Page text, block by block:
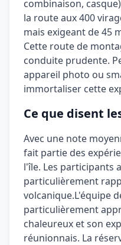
combinaison, casque)
la route aux 400
mais exigeant de 45
Cette route de
conduite prudente.
appareil photo ou
immortaliser cette
Ce que disent
Avec une note
fait partie des
l'île. Les participants
particulièrement
volcanique.L'équipe
particulièrement
chaleureux et son
réunionnais. La